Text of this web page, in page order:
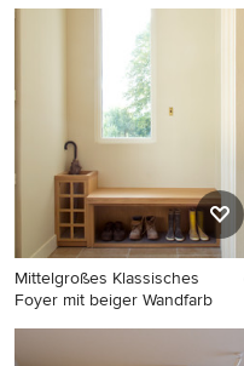
Mittelgroßes Nordisches
Foyer mit blauer Wandfarbe,
hellem Holzboden, Einzeltür
und weißer Haustür in Paris
Mittelgroßes Klassisches
Foyer mit beiger Wandfarb
Mittelgroßes Klassisches
Foyer mit beiger Wandfarbe